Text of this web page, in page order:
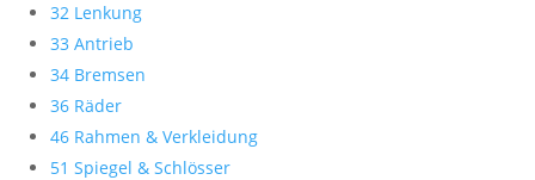
32 Lenkung
33 Antrieb
34 Bremsen
36 Räder
46 Rahmen & Verkleidung
51 Spiegel & Schlösser